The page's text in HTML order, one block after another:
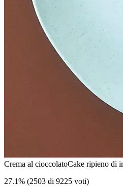
Crema al cioccolatoCake ripieno di
27.1% (2503 di 9225 voti)